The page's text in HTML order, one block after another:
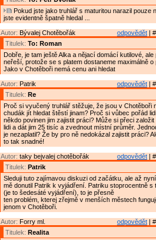
Pokud jste jako truhlář s maturitou narazil pouze
jste evidentně špatně hledal ...
odpovědět |
Autor: Bývalej Chotěbořák
Titulek: To: Roman
Dobře, je tam ještě Alka a nějací domácí kutilové, ale
neřeší, protože se s platem dostaneme maximálně
Jako v Chotěboři nemá cenu ani hledat
odpovědět |
Autor: Patrik
Titulek: Re
Proč si vyučený truhlář stěžuje, že jsou v Chotěboři
chudák jít hledat štěstí jinam? Proč si vůbec pořád
někdo povinen jim zajistit práci? Může si přeci
lidi a dát jim 25 tisíc a zvednout místní průměr.
je nezaplatil? Že by pro ně nedokázal zajistit práci?
to tak snadné!
odpovědět |
Autor: taky bejvalej chotěbořák
Titulek: Patrik
Sleduji tuto zajímavou diskuzi od začátku, ale až nyní
mě donutil Patrik k vyjádření. Patriku stoprocentně s
(je to šedesáté vyjádření), to je přesně
ten problém, kterej zřejmě v menších městech
jenom v Chotěboři.
odpovědět |
Autor: Forry ml.
Titulek: Realita